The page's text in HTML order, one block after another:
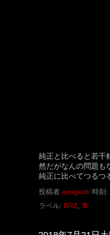
純正と比べると若干
然だがなんの問題も
純正に比べてつるつ
投稿者 ayugashi 時刻:
ラベル: BRZ, 車